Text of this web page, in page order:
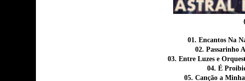
01. Encantos Na
02. Passarinho
03. Entre Luzes e
04. É
05. Canção a